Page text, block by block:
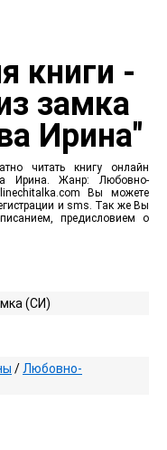
книги -
замка
Ирина"
читать книгу онлайн
Ирина. Жанр: Любовно-
Вы можете
и sms. Так же Вы
предисловием о
(СИ)
/ Любовно-